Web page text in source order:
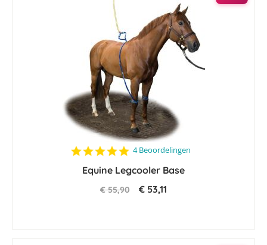
4.8
rating
4 Beoordelingen
Equine Legcooler Base
€ 55,90 € 53,11